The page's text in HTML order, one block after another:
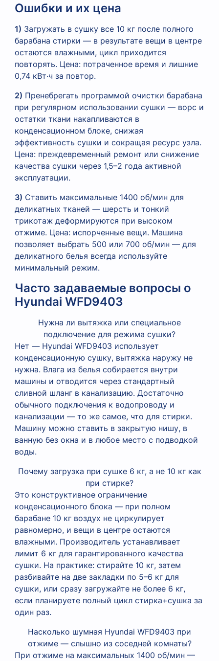
Ошибки и их цена
1) Загружать в сушку все 10 кг после полного
барабана стирки — в результате вещи в центре
остаются влажными, цикл приходится
повторять. Цена: потраченное время и лишние
0,74 кВт·ч за повтор.
2) Пренебрегать программой очистки барабана
при регулярном использовании сушки — ворс и
остатки ткани накапливаются в
конденсационном блоке, снижая
эффективность сушки и сокращая ресурс узла.
Цена: преждевременный ремонт или снижение
качества сушки через 1,5–2 года активной
эксплуатации.
3) Ставить максимальные 1400 об/мин для
деликатных тканей — шерсть и тонкий
трикотаж деформируются при высоком
отжиме. Цена: испорченные вещи. Машина
позволяет выбрать 500 или 700 об/мин — для
деликатного белья всегда используйте
минимальный режим.
Часто задаваемые вопросы о
Hyundai WFD9403
Нужна ли вытяжка или специальное
подключение для режима сушки?
Нет — Hyundai WFD9403 использует
конденсационную сушку, вытяжка наружу не
нужна. Влага из белья собирается внутри
машины и отводится через стандартный
сливной шланг в канализацию. Достаточно
обычного подключения к водопроводу и
канализации — то же самое, что для стирки.
Машину можно ставить в закрытую нишу, в
ванную без окна и в любое место с подводкой
воды.
Почему загрузка при сушке 6 кг, а не 10 кг как
при стирке?
Это конструктивное ограничение
конденсационного блока — при полном
барабане 10 кг воздух не циркулирует
равномерно, и вещи в центре остаются
влажными. Производитель устанавливает
лимит 6 кг для гарантированного качества
сушки. На практике: стирайте 10 кг, затем
разбивайте на две закладки по 5–6 кг для
сушки, или сразу загружайте не более 6 кг,
если планируете полный цикл стирка+сушка за
один раз.
Насколько шумная Hyundai WFD9403 при
отжиме — слышно из соседней комнаты?
При отжиме на максимальных 1400 об/мин —